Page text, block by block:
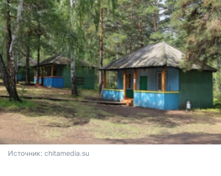
Источник: chitamedia.su